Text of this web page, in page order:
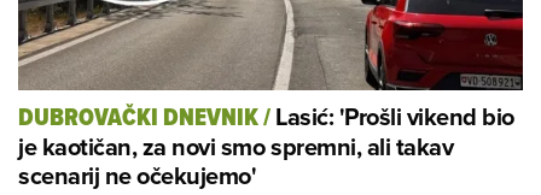
DUBROVAČKI DNEVNIK/Lasić: 'Prošli vikend bio
je kaotičan, za novi smo spremni, ali takav
scenarij ne očekujemo'